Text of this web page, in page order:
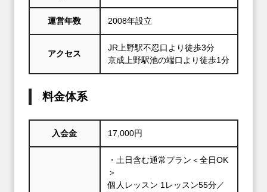
運営年数 2008年設立
アクセス
JR上野駅不忍口より徒歩3分
京成上野駅池の端口より徒歩1分
料金体系
入会金 17,000円
・土日含む通常プラン＜全日OK
＞
個人レッスン 1レッスン55分／